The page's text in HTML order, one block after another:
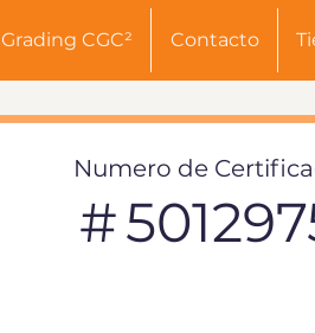
Grading CGC² Contacto
Numero de
#